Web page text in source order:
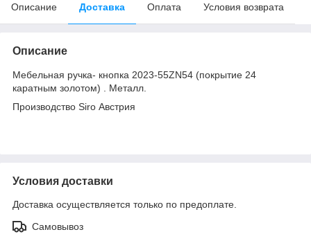
Описание Доставка Оплата Условия возврата
Описание
Мебельная ручка- кнопка 2023-55ZN54 (покрытие 24
каратным золотом) . Металл.
Производство Siro Австрия
Условия доставки
Доставка осуществляется только по предоплате.
Самовывоз